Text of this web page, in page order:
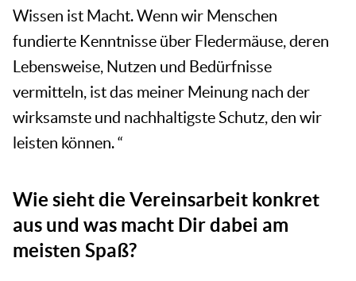
Wissen ist Macht. Wenn wir Menschen
fundierte Kenntnisse über Fledermäuse, deren
Lebensweise, Nutzen und Bedürfnisse
vermitteln, ist das meiner Meinung nach der
wirksamste und nachhaltigste Schutz, den wir
leisten können. “
Wie sieht die Vereinsarbeit konkret
aus und was macht Dir dabei am
meisten Spaß?